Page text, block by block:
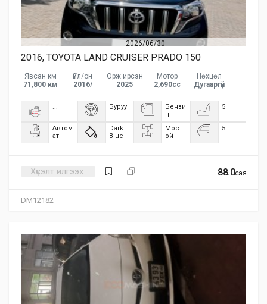
2026/06/30
DM12182
2016, TOYOTA LAND CRUISER PRADO 150
Явсан км
71,800 км
Үйл/он
2016/
Орж ирсэн
2025
Мотор
2,690сс
Нөхцөл
Дугааргүй
... Буруу
Бензи
н
5
Автом
ат
Dark
Blue
Мостт
ой
5
88.0сая
Хүсэлт илгээх